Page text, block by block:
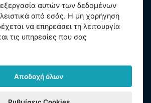
republika
στο Δημοτικό Δικαστήριο της
αριθ. 74759. ΑΜΕ 26150808, ΑΦΜ
αυτών των δεδομένων
από εσάς. Η μη χορήγηση
να επηρεάσει τη λειτουργία
τις υπηρεσίες που σας
Αποδοχή όλων